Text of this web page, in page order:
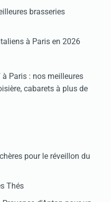
brasseries
à Paris en 2026
Paris : nos meilleures
cabarets à plus de
pour le réveillon du
Thés